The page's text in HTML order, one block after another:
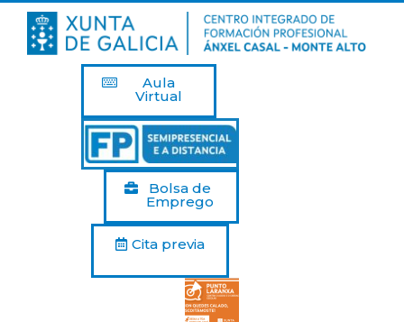
Aula
Virtual
Bolsa de
Emprego
Cita previa